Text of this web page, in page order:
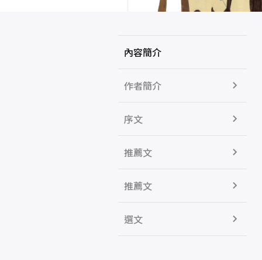
內容簡介
作者簡介
序文
推薦文
推薦文
選文